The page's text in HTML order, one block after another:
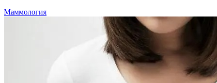
Маммология